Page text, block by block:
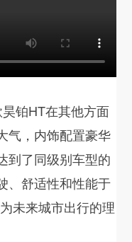
铂HT在其他方面
气，内饰配置豪华
到了同级别车型的
、舒适性和性能于
未来城市出行的理